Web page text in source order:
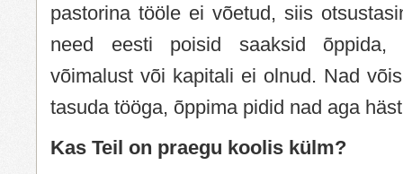
pastorina tööle ei võetud, siis
need eesti poisid saaksid õppida,
võimalust või kapitali ei olnud. Nad
tasuda tööga, õppima pidid nad aga
Kas Teil on praegu koolis külm?